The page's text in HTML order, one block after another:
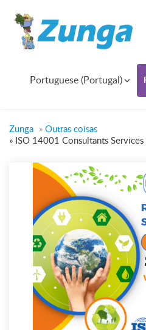
Portuguese (Portugal)
Zunga » Outras coisas
» ISO 14001 Consultants